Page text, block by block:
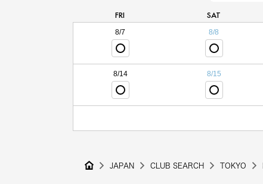
FRI SAT
8/7 8/8
8/14 8/15
JAPAN CLUB SEARCH TOKYO